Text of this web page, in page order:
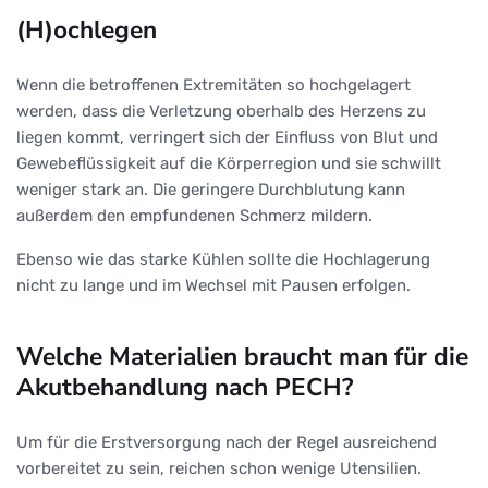
(H)ochlegen
Wenn die betroffenen Extremitäten so hochgelagert
werden, dass die Verletzung oberhalb des Herzens zu
liegen kommt, verringert sich der Einfluss von Blut und
Gewebeflüssigkeit auf die Körperregion und sie schwillt
weniger stark an. Die geringere Durchblutung kann
außerdem den empfundenen Schmerz mildern.
Ebenso wie das starke Kühlen sollte die Hochlagerung
nicht zu lange und im Wechsel mit Pausen erfolgen.
Welche Materialien braucht man für die
Akutbehandlung nach PECH?
Um für die Erstversorgung nach der Regel ausreichend
vorbereitet zu sein, reichen schon wenige Utensilien.